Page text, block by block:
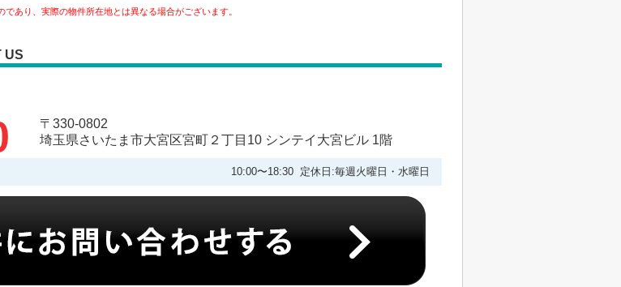
あり、実際の物件所在地とは異なる場合がございます。
US
〒330-0802
埼玉県さいたま市大宮区宮町２丁目10 シンテイ大宮ビル 1階
10:00〜18:30 定休日:毎週火曜日・水曜日